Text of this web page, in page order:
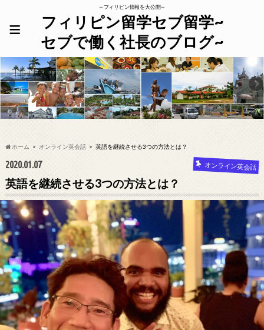
～フィリピン情報を大公開～
フィリピン留学セブ留学~
セブで働く社長のブログ~
≡
ホーム オンライン英会話 英語を継続させる3つの方法とは？
2020.01.07 オンライン英会話
英語を継続させる3つの方法とは？